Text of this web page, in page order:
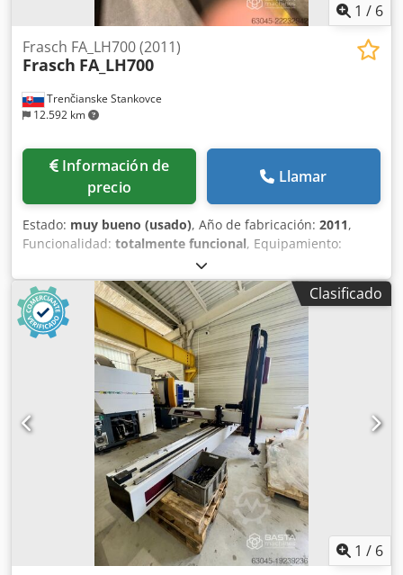
1 / 6
Trenčianske Stankovce
12.592 km
Frasch FA_LH700 (2011)
Frasch FA_LH700
Información de
precio
Llamar
Estado: muy bueno (usado), Año de fabricación: 2011,
Funcionalidad: totalmente funcional, Equipamiento:
, Frasch FA_LH700 (2011) –
Dcsdpozht Nrefx Apbjk Dimensiones (m): 2,6 × 0,51 × 1,35
(largo × ancho × alto)
Clasificado
1 / 6